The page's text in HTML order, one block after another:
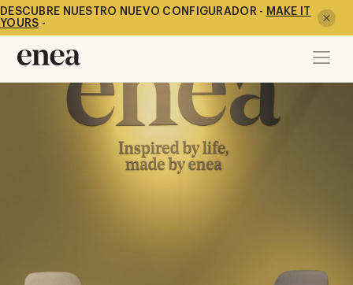
DESCUBRE NUESTRO NUEVO CONFIGURADOR - MAKE IT
YOURS -